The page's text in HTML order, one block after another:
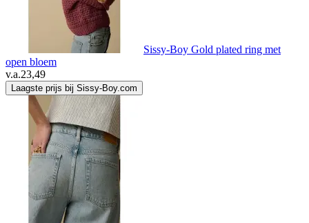
Sissy-Boy Gold plated ring met
open bloem
v.a.23,49
Laagste prijs bij Sissy-Boy.com